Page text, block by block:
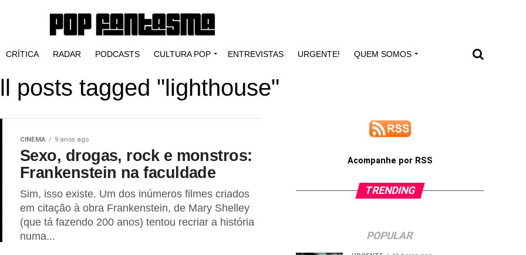
CRÍTICA RADAR PODCASTS CULTURA POP ENTREVISTAS URGENTE! QUEM SOMOS
posts tagged "lighthouse"
CINEMA 9 anos ago
Sexo, drogas, rock e monstros:
Frankenstein na faculdade
Sim, isso existe. Um dos inúmeros filmes criados
em citação à obra Frankenstein, de Mary Shelley
(que tá fazendo 200 anos) tentou recriar a história
numa...
Acompanhe por RSS
TRENDING
POPULAR